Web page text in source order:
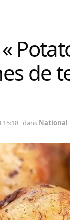
de
15:18 dans National